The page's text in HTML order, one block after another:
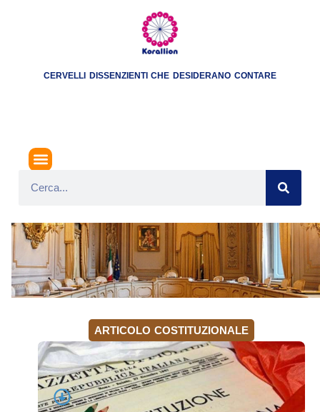
CERVELLI DISSENZIENTI CHE DESIDERANO CONTARE
ARTICOLO COSTITUZIONALE